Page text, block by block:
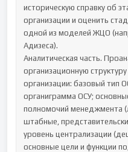
историческую справку об
организации и оценить
одной из моделей ЖЦО
Адизеса).
Аналитическая часть.
организационную
организации: базовый тип
органиграмма ОСУ;
полномочий менеджмента
штабные,
уровень централизации
основные цели и функции